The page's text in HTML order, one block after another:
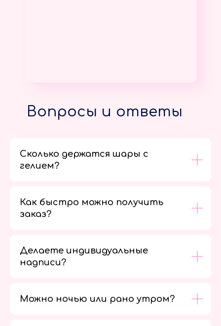
Вопросы и ответы
Сколько держатся шары с
гелием?
Как быстро можно получить
заказ?
Делаете индивидуальные
надписи?
Можно ночью или рано утром?